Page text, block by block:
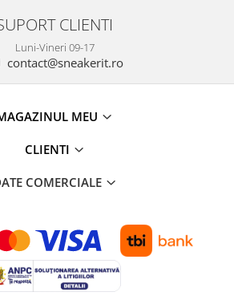
CLIENTI
Luni-Vineri 09-17
contact@sneakerit.ro
MEU
CLIENTI
COMERCIALE